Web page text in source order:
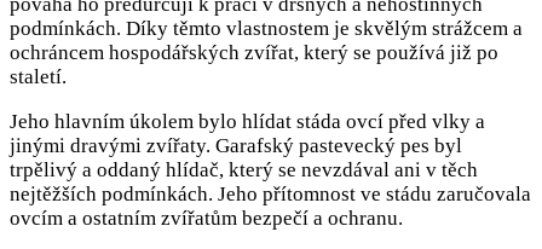
podmínkách. Díky těmto vlastnostem je skvělým strážcem a
ochráncem hospodářských zvířat, který se používá již po
staletí.
Jeho hlavním úkolem bylo hlídat stáda ovcí před vlky a
jinými dravými zvířaty. Garafský pastevecký pes byl
trpělivý a oddaný hlídač, který se nevzdával ani v těch
nejtěžších podmínkách. Jeho přítomnost ve stádu zaručovala
ovcím a ostatním zvířatům bezpečí a ochranu.